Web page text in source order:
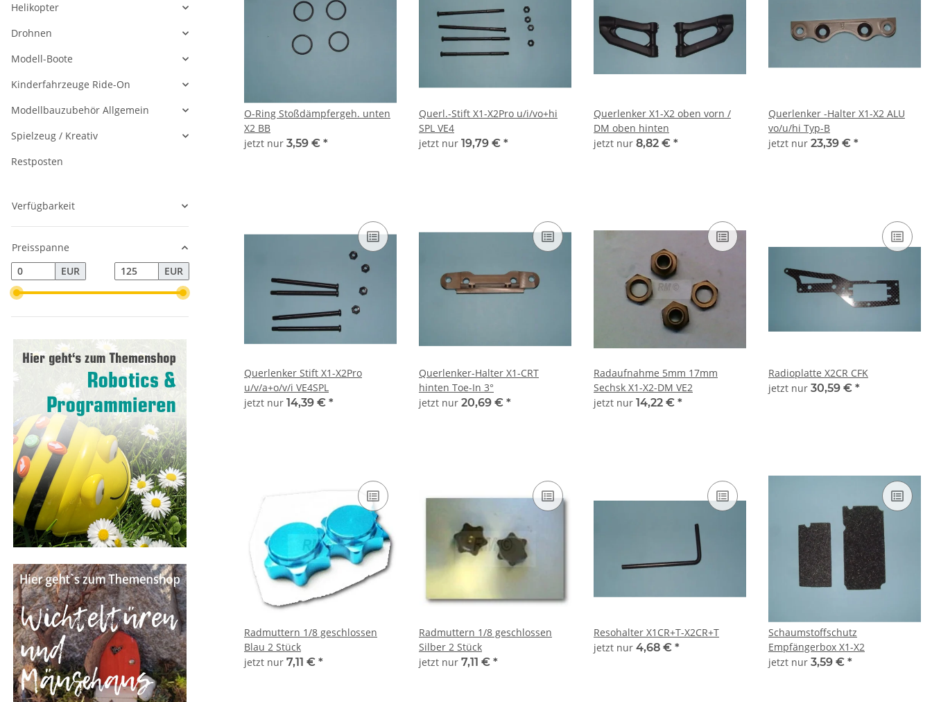
O-Ring Stoßdämpfergeh. unten
X2 BB
jetzt nur 3,59 € *
Querl.-Stift X1-X2Pro u/i/vo+hi
SPL VE4
jetzt nur 19,79 € *
Querlenker X1-X2 oben vorn /
DM oben hinten
jetzt nur 8,82 € *
Querlenker -Halter X1-X2 ALU
vo/u/hi Typ-B
jetzt nur 23,39 € *
Querlenker Stift X1-X2Pro
u/v/a+o/v/i VE4SPL
jetzt nur 14,39 € *
Querlenker-Halter X1-CRT
hinten Toe-In 3°
jetzt nur 20,69 € *
Radaufnahme 5mm 17mm
Sechsk X1-X2-DM VE2
jetzt nur 14,22 € *
Radioplatte X2CR CFK
jetzt nur 30,59 € *
Radmuttern 1/8 geschlossen
Blau 2 Stück
jetzt nur 7,11 € *
Radmuttern 1/8 geschlossen
Silber 2 Stück
jetzt nur 7,11 € *
Resohalter X1CR+T-X2CR+T
jetzt nur 4,68 € *
Schaumstoffschutz
Empfängerbox X1-X2
jetzt nur 3,59 € *
Helikopter
Drohnen
Modell-Boote
Kinderfahrzeuge Ride-On
Modellbauzubehör Allgemein
Spielzeug / Kreativ
Restposten
Verfügbarkeit
Preisspanne
EUR
EUR